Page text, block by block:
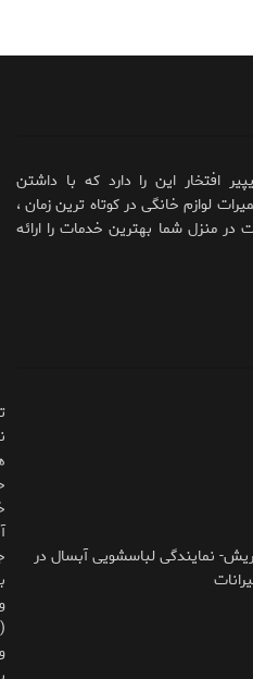
افتخار این را دارد که با داشتن
لوازم خانگی در کوتاه ترین زمان ،
منزل شما بهترین خدمات را ارائه